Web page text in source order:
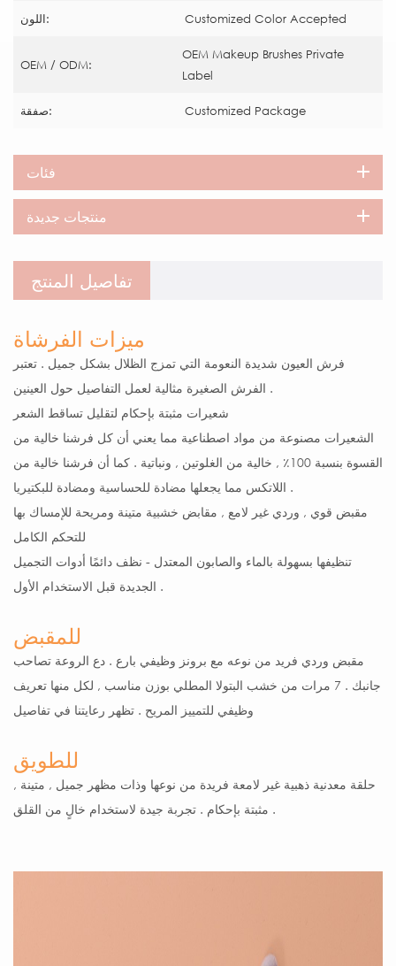
اللون: Customized Color Accepted
OEM / ODM:
OEM Makeup Brushes Private
Label
صفقة: Customized Package
فئات
منتجات جديدة
تفاصيل المنتج
ميزات الفرشاة
فرش العيون شديدة النعومة التي تمزج الظلال بشكل جميل . تعتبر
الفرش الصغيرة مثالية لعمل التفاصيل حول العينين .
شعيرات مثبتة بإحكام لتقليل تساقط الشعر
الشعيرات مصنوعة من مواد اصطناعية مما يعني أن كل فرشنا خالية من
القسوة بنسبة 100٪ , خالية من الغلوتين , ونباتية . كما أن فرشنا خالية من
اللاتكس مما يجعلها مضادة للحساسية ومضادة للبكتيريا .
مقبض قوي , وردي غير لامع , مقابض خشبية متينة ومريحة للإمساك بها
للتحكم الكامل
تنظيفها بسهولة بالماء والصابون المعتدل - نظف دائمًا أدوات التجميل
الجديدة قبل الاستخدام الأول .
للمقبض
مقبض وردي فريد من نوعه مع برونز وظيفي بارع . دع الروعة تصاحب
جانبك . 7 مرات من خشب البتولا المطلي بوزن مناسب , لكل منها تعريف
وظيفي للتمييز المريح . تظهر رعايتنا في تفاصيل
للطويق
حلقة معدنية ذهبية غير لامعة فريدة من نوعها وذات مظهر جميل , متينة ,
مثبتة بإحكام . تجربة جيدة لاستخدام خالٍ من القلق .